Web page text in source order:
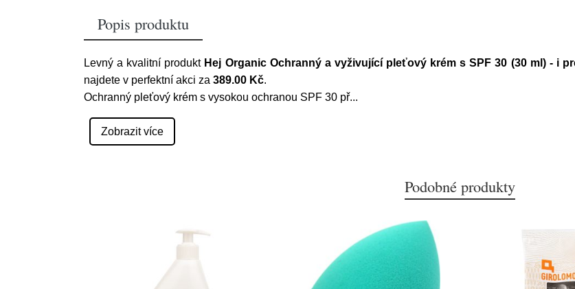
Popis produktu
Levný a kvalitní produkt Hej Organic Ochranný a vyživující pleťový krém s SPF 30 (30 ml) - i
najdete v perfektní akci za 389.00 Kč.
Ochranný pleťový krém s vysokou ochranou SPF 30 př...
Zobrazit více
Podobné produkty